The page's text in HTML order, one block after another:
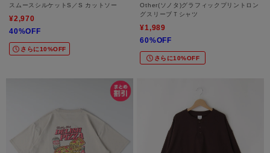
スムースシルケットS／S カットソー
¥2,970
40%OFF
さらに10%OFF
Other(ソノタ)グラフィックプリントロン
グスリーブＴシャツ
¥1,989
60%OFF
さらに10%OFF